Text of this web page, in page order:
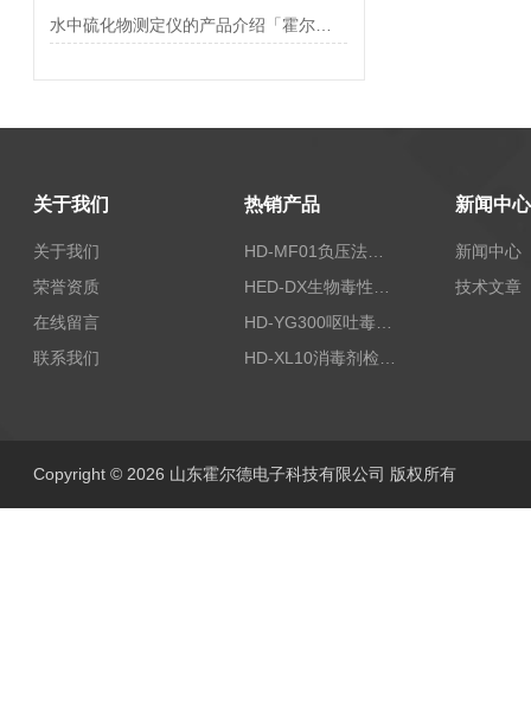
关于我们
关于我们
荣誉资质
在线留言
联系我们
热销产品
HD-MF01负压法密封性测试仪
新闻中心
新闻中心
技术文章
Copyright © 2026 山东霍尔德电子科技有限公司 版权所有